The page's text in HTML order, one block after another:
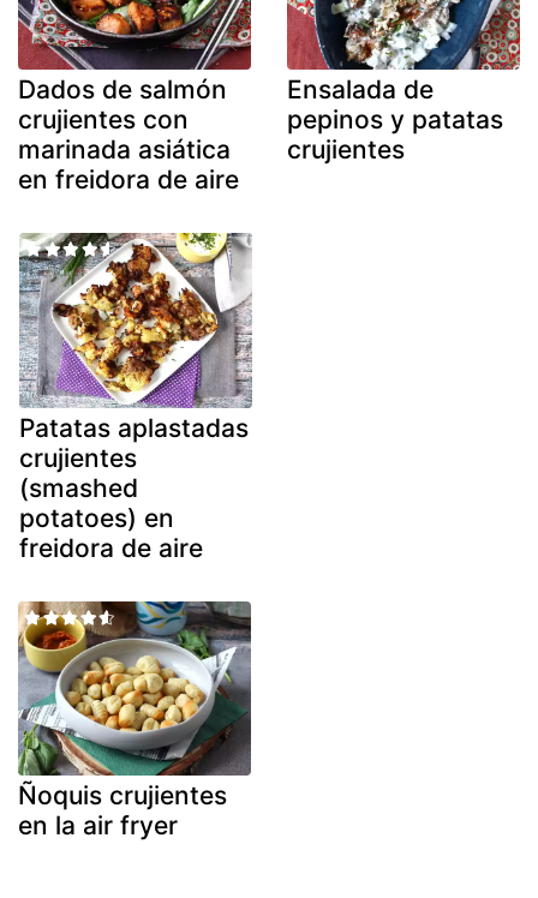
Dados de salmón
crujientes con
marinada asiática
en freidora de aire
Ensalada de
pepinos y patatas
crujientes
Patatas aplastadas
crujientes
(smashed
potatoes) en
freidora de aire
Ñoquis crujientes
en la air fryer